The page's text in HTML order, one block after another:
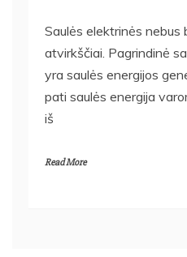
Saulės elektrinės nebus
atvirkščiai. Pagrindinė
yra saulės energijos
pati saulės energija
iš
Read More